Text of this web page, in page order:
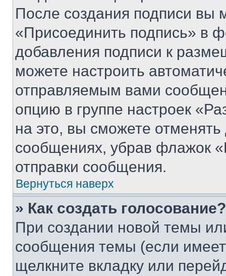
После создания подписи вы
«Присоединить подпись» в
добавления подписи к
можете настроить
отправляемым вами
опцию в группе настроек
на это, вы сможете
сообщениях, убрав флажок
отправки сообщения.
Вернуться наверх
» Как создать голосование?
При создании новой темы
сообщения темы (если
щелкните вкладку или